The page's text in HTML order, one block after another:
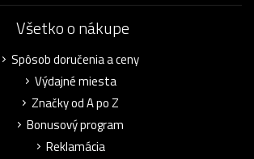
Všetko o nákupe
Spôsob doručenia a ceny
Výdajné miesta
Značky od A po Z
Bonusový program
Reklamácia